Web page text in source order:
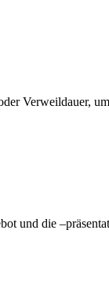
Verweildauer,
und die